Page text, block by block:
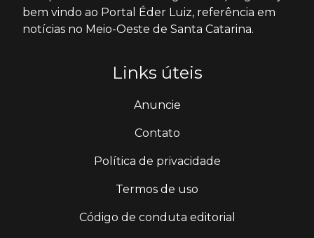
bem vindo ao Portal Éder Luiz, referência em
notícias no Meio-Oeste de Santa Catarina.
Links úteis
Anuncie
Contato
Política de privacidade
Termos de uso
Código de conduta editorial